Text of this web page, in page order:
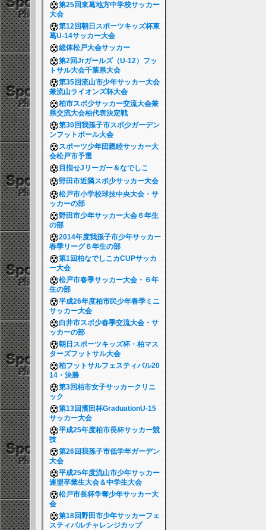
第25回東葛地方中学校サッカー
大会
第12回朝日スポーツキッズ杯東
葛U-14サッカー大会
総体松戸大会サッカー
第2回Jrガールズ（U-12）フッ
トサル大会千葉県大会
第35回流山市少年サッカー大会
兼流山ライオンズ杯大会
柏市スポ少サッカー交流大会兼
県交流大会柏代表決定戦
第30回我孫子市スポ少ガーデン
ンフットボール大会
スポーツ少年団親睦サッカー大
会松戸市予選
目指せJリーガー＆なでしこ
野田市近隣スポ少サッカー大会
松戸市小学校球技中央大会・サ
ッカーの部
野田市少年サッカー大会６年生
の部
2014年度我孫子市少年サッカー
春季リーグ６年生の部
第1回柏なでしこカCUPサッカ
ー大会
松戸市春季サッカー大会・６年
生の部
平成26年度柏市民少年春季ミニ
サッカー大会
白井市スポ少春季交流大会・サ
ッカーの部
朝日スポーツキッズ杯・柏マス
ターズフットサル大会
柏フットサルフェスティバル20
14・決勝
第3回柏市女子サッカークリニ
ック
第13回濱田杯GraduationU-15
サッカー大会
平成25年度柏市長杯サッカー競
技
第26回我孫子市低学年ガーデン
大会
平成25年度流山市少年サッカー
連盟卒業生大会＆中学生大会
松戸市長杯争奪少年サッカー大
会
第18回野田市少年サッカーフェ
スティバルチャレンジカップ